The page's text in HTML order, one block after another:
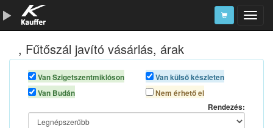
Szerszámkatalógus
Kosár
Alkatrészek
, Fűtőszál javító vásárlás, árak
Van Szigetszentmiklóson
Van Budán
Van külső készleten
Nem érhető el
Rendezés: